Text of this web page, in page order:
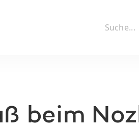
beim